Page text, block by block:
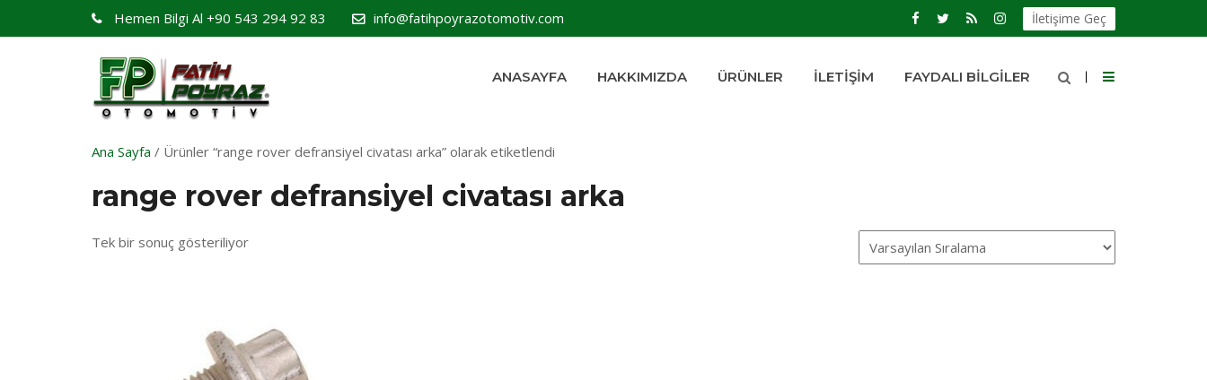
Hemen Bilgi Al +90 543 294 92 83 info@fatihpoyrazotomotiv.com İletişime Geç
ANASAYFA HAKKIMIZDA ÜRÜNLER İLETIŞIM FAYDALI BILGILER
Ana Sayfa / Ürünler “range rover defransiyel civatası arka” olarak etiketlendi
range rover defransiyel civatası arka
Tek bir sonuç gösteriliyor